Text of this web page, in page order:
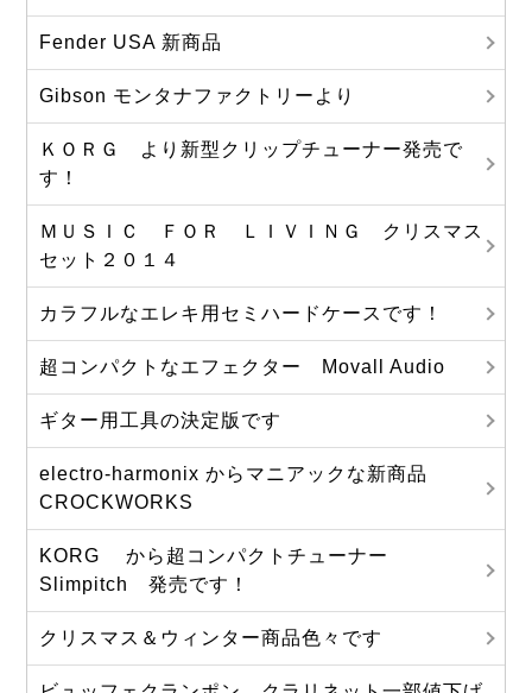
Fender USA 新商品
Gibson モンタナファクトリーより
ＫＯＲＧ より新型クリップチューナー発売で
す！
ＭＵＳＩＣ ＦＯＲ ＬＩＶＩＮＧ クリスマス
セット２０１４
カラフルなエレキ用セミハードケースです！
超コンパクトなエフェクター Movall Audio
ギター用工具の決定版です
electro-harmonix からマニアックな新商品
CROCKWORKS
KORG から超コンパクトチューナー
Slimpitch 発売です！
クリスマス＆ウィンター商品色々です